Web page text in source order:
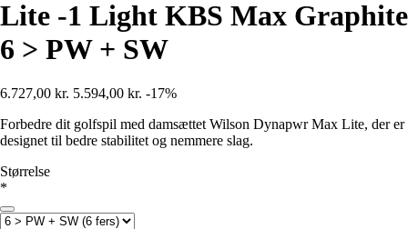
Lite -1 Light KBS Max Graphite
6 > PW + SW
6.727,00 kr. 5.594,00 kr. -17%
Forbedre dit golfspil med damsættet Wilson Dynapwr Max Lite, der er
designet til bedre stabilitet og nemmere slag.
Størrelse
*